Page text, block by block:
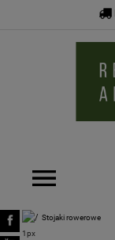
Stojaki rowerowe